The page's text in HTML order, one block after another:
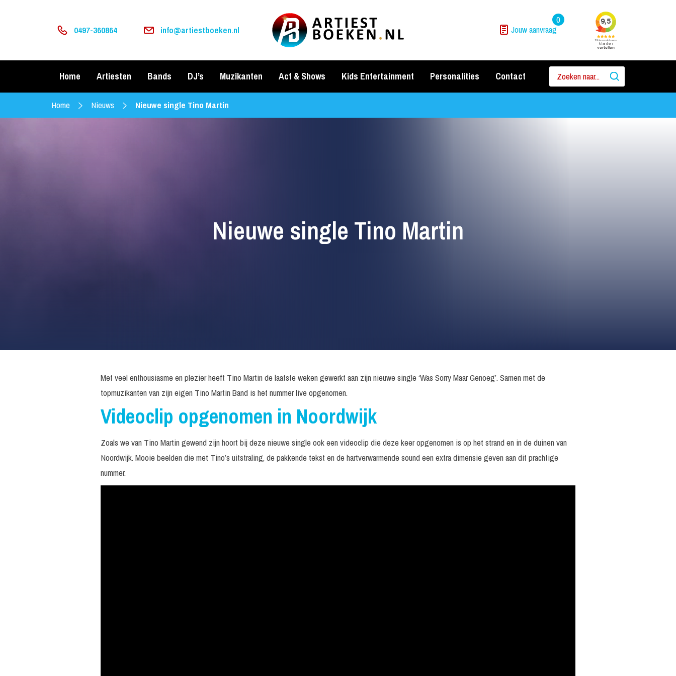
0497-360864 info@artiestboeken.nl Jouw aanvraag
0
Home Artiesten Bands DJ’s Muzikanten Act & Shows Kids Entertainment Personalities Contact
Home Nieuws Nieuwe single Tino Martin
Nieuwe single Tino Martin
Met veel enthousiasme en plezier heeft Tino Martin de laatste weken gewerkt aan zijn nieuwe single ‘Was Sorry Maar Genoeg’. Samen met de
topmuzikanten van zijn eigen Tino Martin Band is het nummer live opgenomen.
Videoclip opgenomen in Noordwijk
Zoals we van Tino Martin gewend zijn hoort bij deze nieuwe single ook een videoclip die deze keer opgenomen is op het strand en in de duinen van
Noordwijk. Mooie beelden die met Tino’s uitstraling, de pakkende tekst en de hartverwarmende sound een extra dimensie geven aan dit prachtige
nummer.